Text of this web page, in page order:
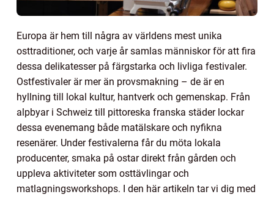
Europa är hem till några av världens mest unika
osttraditioner, och varje år samlas människor för att fira
dessa delikatesser på färgstarka och livliga festivaler.
Ostfestivaler är mer än provsmakning – de är en
hyllning till lokal kultur, hantverk och gemenskap. Från
alpbyar i Schweiz till pittoreska franska städer lockar
dessa evenemang både matälskare och nyfikna
resenärer. Under festivalerna får du möta lokala
producenter, smaka på ostar direkt från gården och
uppleva aktiviteter som osttävlingar och
matlagningsworkshops. I den här artikeln tar vi dig med